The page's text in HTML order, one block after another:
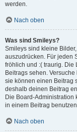
werden.
Nach oben
Was sind Smileys?
Smileys sind kleine
auszudrücken. Für jeden
fröhlich und :( traurig. Die
Beitrags sehen.
sie können einen Beitrag
deshalb deinen Beitrag
Die Board-Administration
in einem Beitrag
Nach oben